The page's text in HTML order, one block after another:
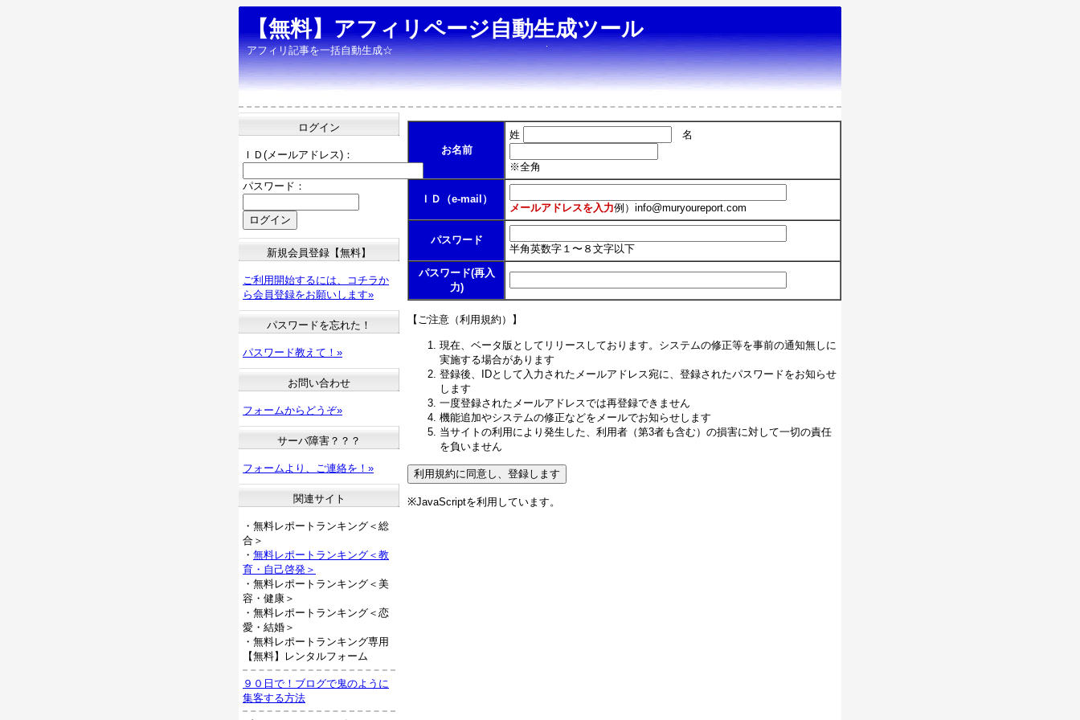
【無料】アフィリページ自動生成ツール
アフィリ記事を一括自動生成☆
お名前
姓 名
※全角
ＩＤ（e-mail）
メールアドレスを入力例） info@muryoureport.com
パスワード
半角英数字１〜８文字以下
パスワード(再入
力)
【ご注意（利用規約）】
現在、ベータ版としてリリースしております。システムの修正等を事前の通知無しに
実施する場合があります
登録後、IDとして入力されたメールアドレス宛に、登録されたパスワードをお知らせ
します
一度登録されたメールアドレスでは再登録できません
機能追加やシステムの修正などをメールでお知らせします
当サイトの利用により発生した、利用者（第3者も含む）の損害に対して一切の責任
を負いません
※JavaScriptを利用しています。
ログイン
ＩＤ(メールアドレス)：
パスワード：
新規会員登録【無料】
ご利用開始するには、コチラか
ら会員登録をお願いします»
パスワードを忘れた！
パスワード教えて！»
お問い合わせ
フォームからどうぞ»
サーバ障害？？？
フォームより、ご連絡を！»
関連サイト
・無料レポートランキング＜総
合＞
・ 無料レポートランキング＜教
育・自己啓発＞
・無料レポートランキング＜美
容・健康＞
・無料レポートランキング＜恋
愛・結婚＞
・無料レポートランキング専用
【無料】レンタルフォーム
９０日で！ブログで鬼のように
集客する方法